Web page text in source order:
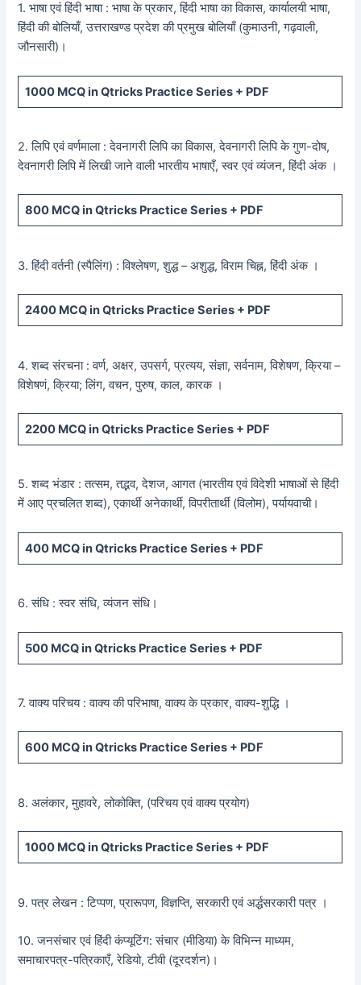
1. भाषा एवं हिंदी भाषा : भाषा के प्रकार, हिंदी भाषा का विकास, कार्यालयी भाषा,
हिंदी की बोलियाँ, उत्तराखण्ड प्रदेश की प्रमुख बोलियाँ (कुमाउनी, गढ़वाली,
जौनसारी)।
1000 MCQ in Qtricks Practice Series + PDF
2. लिपि एवं वर्णमाला : देवनागरी लिपि का विकास, देवनागरी लिपि के गुण-दोष,
देवनागरी लिपि में लिखी जाने वाली भारतीय भाषाएँ, स्वर एवं व्यंजन, हिंदी अंक ।
800 MCQ in Qtricks Practice Series + PDF
3. हिंदी वर्तनी (स्पैलिंग) : विश्लेषण, शुद्ध – अशुद्ध, विराम चिह्न, हिंदी अंक ।
2400 MCQ in Qtricks Practice Series + PDF
4. शब्द संरचना : वर्ण, अक्षर, उपसर्ग, प्रत्यय, संज्ञा, सर्वनाम, विशेषण, क्रिया –
विशेषणं, क्रिया; लिंग, वचन, पुरुष, काल, कारक ।
2200 MCQ in Qtricks Practice Series + PDF
5. शब्द भंडार : तत्सम, तद्भव, देशज, आगत (भारतीय एवं विदेशी भाषाओं से हिंदी
में आए प्रचलित शब्द), एकार्थी अनेकार्थी, विपरीतार्थी (विलोम), पर्यायवाची।
400 MCQ in Qtricks Practice Series + PDF
6. संधि : स्वर संधि, व्यंजन संधि।
500 MCQ in Qtricks Practice Series + PDF
7. वाक्य परिचय : वाक्य की परिभाषा, वाक्य के प्रकार, वाक्य-शुद्धि ।
600 MCQ in Qtricks Practice Series + PDF
8. अलंकार, मुहावरे, लोकोक्ति, (परिचय एवं वाक्य प्रयोग)
1000 MCQin Qtricks Practice Series + PDF
9. पत्र लेखन : टिप्पण, प्रारूपण, विज्ञप्ति, सरकारी एवं अर्द्धसरकारी पत्र ।
10. जनसंचार एवं हिंदी कंप्यूटिंग: संचार (मीडिया) के विभिन्न माध्यम,
समाचारपत्र-पत्रिकाएँ, रेडियो, टीवी (दूरदर्शन)।